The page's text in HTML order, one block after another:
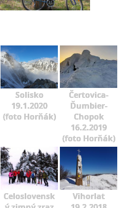
Solisko
19.1.2020
(foto Horňák)
Čertovica-
Ďumbier-
Chopok
16.2.2019
(foto Horňák)
Celoslovensk
Vihorlat